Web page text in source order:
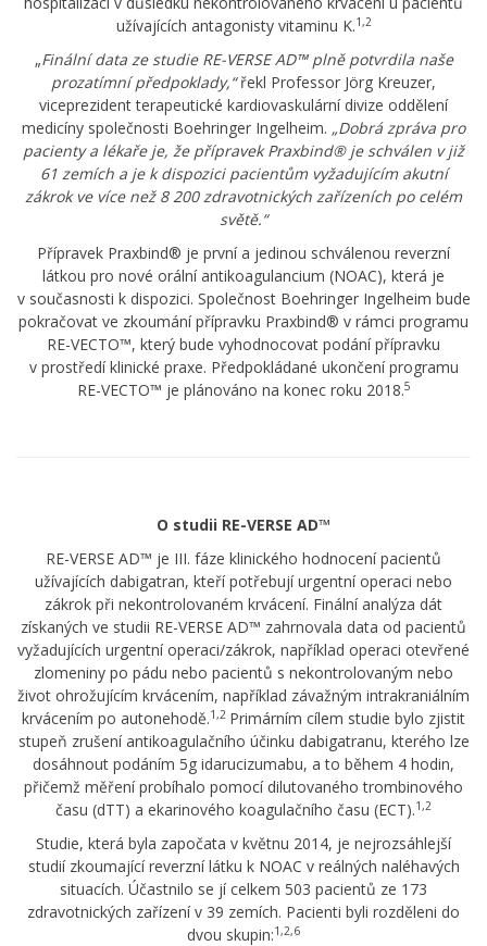
užívajících antagonisty vitaminu K.1,2
„Finální data ze studie RE-VERSE AD™ plně potvrdila naše
prozatímní předpoklady,“řekl Professor Jörg Kreuzer,
viceprezident terapeutické kardiovaskulární divize oddělení
medicíny společnosti Boehringer Ingelheim. „Dobrá zpráva pro
pacienty a lékaře je, že přípravek Praxbind® je schválen v již
61 zemích a je k dispozici pacientům vyžadujícím akutní
zákrok ve více než 8 200 zdravotnických zařízeních po celém
světě.“
Přípravek Praxbind® je první a jedinou schválenou reverzní
látkou pro nové orální antikoagulancium (NOAC), která je
v současnosti k dispozici. Společnost Boehringer Ingelheim bude
pokračovat ve zkoumání přípravku Praxbind® v rámci programu
RE-VECTO™, který bude vyhodnocovat podání přípravku
v prostředí klinické praxe. Předpokládané ukončení programu
RE-VECTO™ je plánováno na konec roku 2018.5
O studii RE-VERSE AD™
RE-VERSE AD™ je III. fáze klinického hodnocení pacientů
užívajících dabigatran, kteří potřebují urgentní operaci nebo
zákrok při nekontrolovaném krvácení. Finální analýza dát
získaných ve studii RE-VERSE AD™ zahrnovala data od pacientů
vyžadujících urgentní operaci/zákrok, například operaci otevřené
zlomeniny po pádu nebo pacientů s nekontrolovaným nebo
život ohrožujícím krvácením, například závažným intrakraniálním
krvácením po autonehodě.1,2 Primárním cílem studie bylo zjistit
stupeň zrušení antikoagulačního účinku dabigatranu, kterého lze
dosáhnout podáním 5g idarucizumabu, a to během 4 hodin,
přičemž měření probíhalo pomocí dilutovaného trombinového
času (dTT) a ekarinového koagulačního času (ECT).1,2
Studie, která byla započata v květnu 2014, je nejrozsáhlejší
studií zkoumající reverzní látku k NOAC v reálných naléhavých
situacích. Účastnilo se jí celkem 503 pacientů ze 173
zdravotnických zařízení v 39 zemích. Pacienti byli rozděleni do
dvou skupin:1,2,6